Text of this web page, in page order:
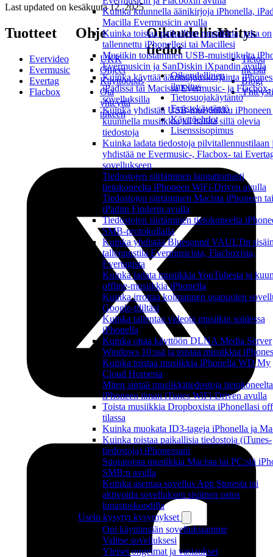
Kuinka kuunnella äänikirjoja iPhonella,
Macilla Evermusicin avulla
Kuinka toistaa paikallista musiikkia, joka on
tallennettu iPhonellesi tai Macillesi
Musiikin toistaminen USB-muistitikulta
Evermusicin ja SanDiskin iXpandin avulla
Kuinka käyttää äänitaajuuskorjainta
iPadissa tai Macissa Evermusic- ja Flacbox-
sovelluksilla
Kuinka yhdistää USB-muistitikku iPhoneen
kuunnella musiikkia tai hallita sillä olevia
tiedostoja
Kuinka ladata tiedostoja pilvitallennustilaan
yhdistää ne Evermusic-, Flacbox- tai
sovellukseen
Tiedostojen siirtäminen langattomasti
tietokoneelta iPhoneen WiFi-Driven avulla
Tiedostojen siirtäminen Macista iPhoneen tai
iPadiin Finderin avulla
Tiedostojen siirtäminen tietokoneelta
SMB-protokollalla
Kuinka yhdistää Bluesound VAULTin
tallennustila Evermusicista, Flacboxista,
Evertagista
Kuinka ladata musiikkia YouTubesta ja
offline-musiikkia iPhonella
Kuinka irrottaa kolmannen osapuolen
Google-tililtäsi
Kuinka tallentaa videota musiikin soidessa
iPhonella
Kuinka ottaa käyttöön DLNA Media Server
Windows 10:ssä ja toistaa musiikkia
Kuinka toistaa musiikkia iPhonella WD My
Cloud Homesta
Miten siirtää musiikkitiedostoja tietokoneelta
iPhoneen ilman iTunes WiFi-Driven avulla
Toista musiikkia Dropboxista iPhonellasi
tilassa
Kuinka muokata ID3-tageja iPhonella ja
Kuinka toistaa paikallisia tiedostoja (iTunes-
tiedostoja) iPhonessani
Suoratoista musiikkia Macista tai PC:stä
SMB:n avulla
Kuinka asentaa sovellus App Storesta tai
aktivoida sovelluksen sisäinen ostos
lunastuskoodilla
Usein kysytyt kysymykset
Opi käyttämään sovelluksiamme
Valitse sovelluksesi
Yleiset ongelmat ja vastaukset
Last updated on kesäkuuta 12, 2025
Tuotteet
Evervideo
Evermusic
Evertag
Flacbox
Ohje
UKK
Ohjeet
Käyttöopas
Ota
yhteyttä
tukeen
Oikeudelliset
tiedot
Oikeudellinen
ilmoitus
Tietosuojakäytäntö
Evästekäytäntö
Käyttöehdot
Lisenssisopimus
Yritys
Tietoa
meistä
Blogi